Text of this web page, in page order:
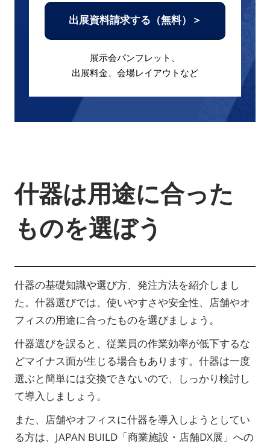
出展資料請求する（無料）＞
展示会パンフレット、
出展料金、会場レイアウトなど
什器は用途に合った
ものを選ぼう
什器の基礎知識や選び方、発注方法を紹介しまし
た。什器選びでは、使いやすさや安全性、店舗やオ
フィスの用途に合ったものを選びましょう。
什器選びを誤ると、従業員の作業効率が低下するな
どマイナス面が生じる場合もあります。什器は一度
選ぶと簡単には交換できないので、しっかり検討し
て導入しましょう。
また、店舗やオフィスに什器を導入しようとしてい
る方は、JAPAN BUILD「商業施設・店舗DX展」への